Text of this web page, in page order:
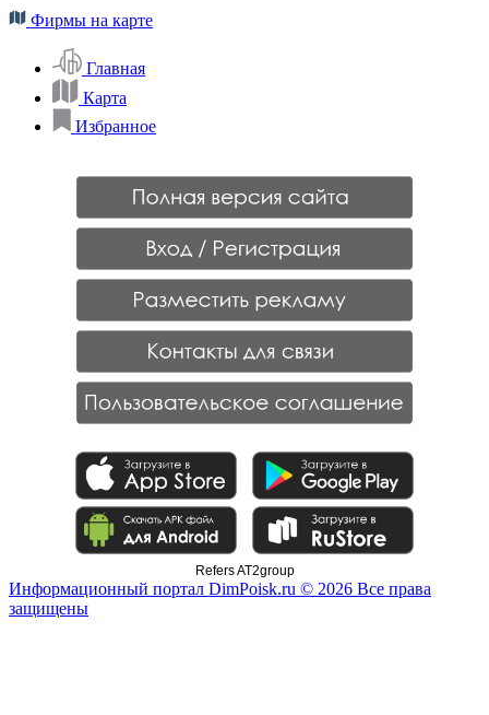
Фирмы на карте
Главная
Карта
Избранное
Refers AT2group
Информационный портал DimPoisk.ru © 2026 Все права
защищены